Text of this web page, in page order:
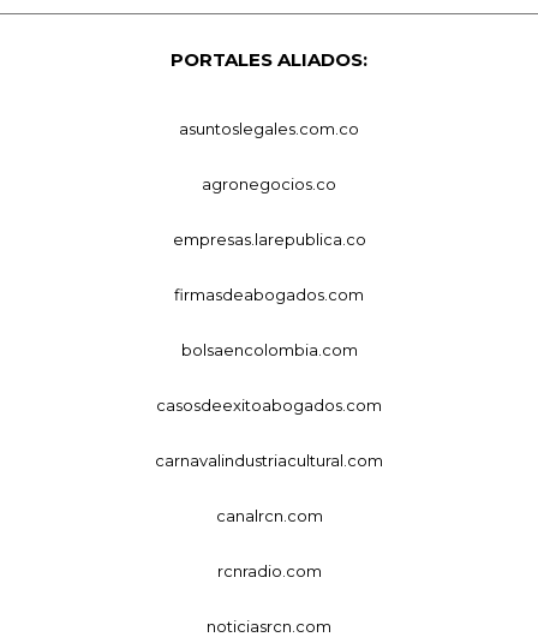
PORTALES ALIADOS:
asuntoslegales.com.co
agronegocios.co
empresas.larepublica.co
firmasdeabogados.com
bolsaencolombia.com
casosdeexitoabogados.com
carnavalindustriacultural.com
canalrcn.com
rcnradio.com
noticiasrcn.com